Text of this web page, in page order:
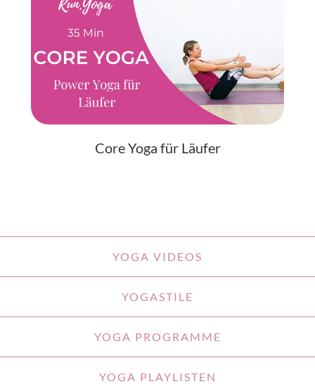
Core Yoga für Läufer
YOGA VIDEOS
YOGASTILE
YOGA PROGRAMME
YOGA PLAYLISTEN